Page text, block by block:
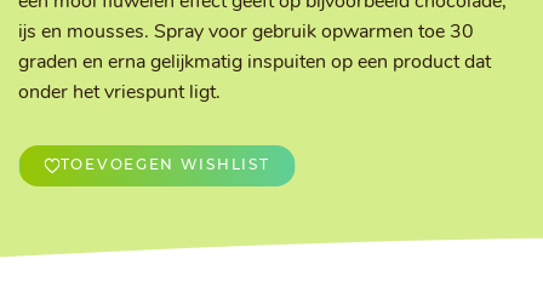
ijs en mousses. Spray voor gebruik opwarmen toe 30
graden en erna gelijkmatig inspuiten op een product dat
onder het vriespunt ligt.
TOEVOEGEN WISHLIST